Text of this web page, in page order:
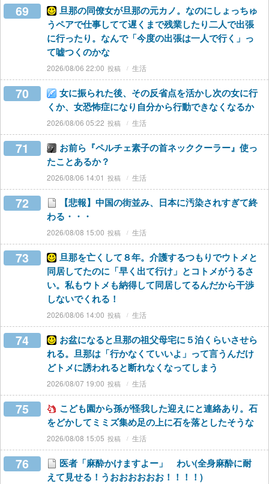
69
旦那の同僚女が旦那の元カノ。なのにしょっちゅ
うペアで仕事してて遅くまで残業したり二人で出張
に行ったり。なんで「今度の出張は一人で行く」っ
て嘘つくのかな
2026/08/06 22:00 生活
70
女に振られた後、その反省点を活かし次の女に行
くか、女恐怖症になり自分から行動できなくなるか
2026/08/06 05:22 生活
71
お前ら『ペルチェ素子の首ネッククーラー』使っ
たことあるか？
2026/08/06 14:01 生活
72
【悲報】中国の街並み、日本に汚染されすぎて終
わる・・・
2026/08/08 15:00 生活
73
旦那を亡くして８年。介護するつもりでウトメと
同居してたのに「早く出て行け」とコトメがうるさ
い。私もウトメも納得して同居してるんだから干渉
しないでくれる！
2026/08/06 14:00 生活
74
お盆になると旦那の祖父母宅に５泊くらいさせら
れる。旦那は「行かなくていいよ」って言うんだけ
どトメに誘われると断れなくなってしまう
2026/08/07 19:00 生活
75
こども園から孫が怪我した迎えにと連絡あり。石
をどかしてミミズ集め足の上に石を落としたそうな
2026/08/08 15:05 生活
76
医者「麻酔かけますよー」 わい(全身麻酔に耐
えて見せる！うおおおおおお！！！！)